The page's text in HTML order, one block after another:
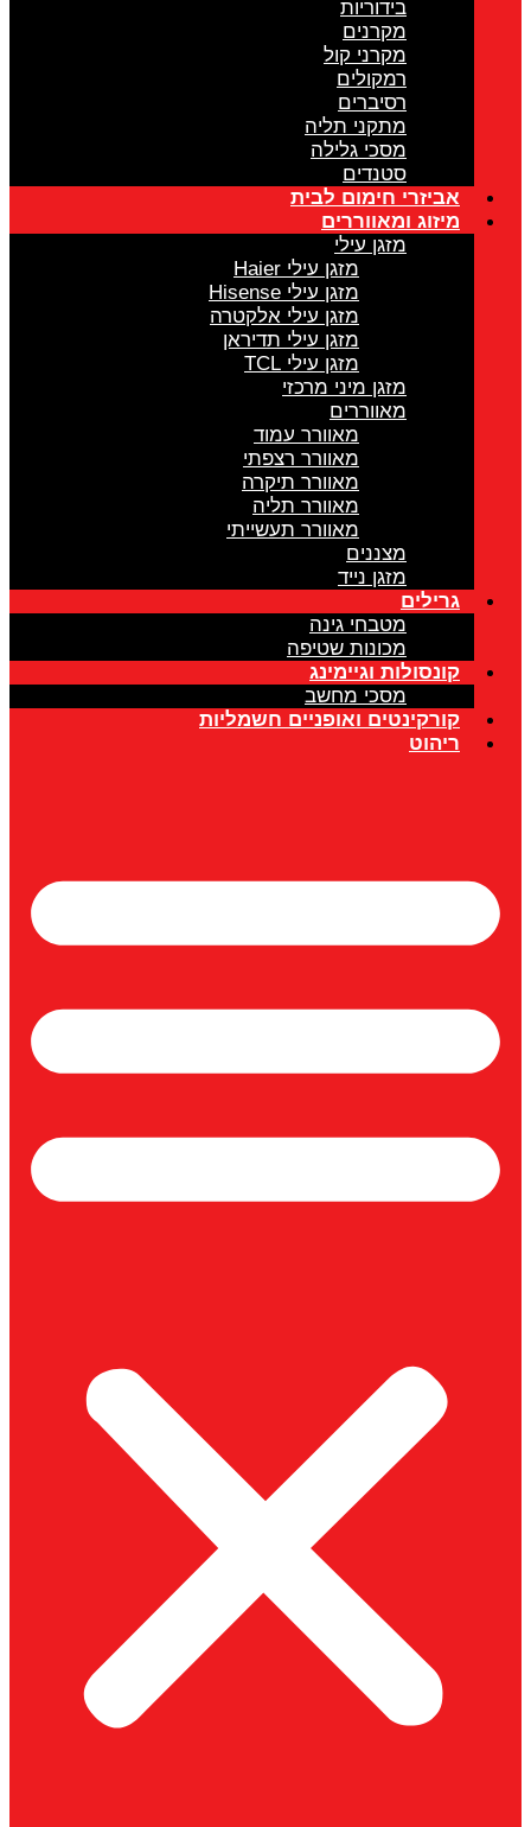
בידוריות
מקרנים
מקרני קול
רמקולים
רסיברים
מתקני תליה
מסכי גלילה
סטנדים
אביזרי חימום לבית
מיזוג ומאווררים
מזגן עילי
מזגן עילי Haier
מזגן עילי Hisense
מזגן עילי אלקטרה
מזגן עילי תדיראן
מזגן עילי TCL
מזגן מיני מרכזי
מאווררים
מאוורר עמוד
מאוורר רצפתי
מאוורר תיקרה
מאוורר תליה
מאוורר תעשייתי
מצננים
מזגן נייד
גרילים
מטבחי גינה
מכונות שטיפה
קונסולות וגיימינג
מסכי מחשב
קורקינטים ואופניים חשמליות
ריהוט